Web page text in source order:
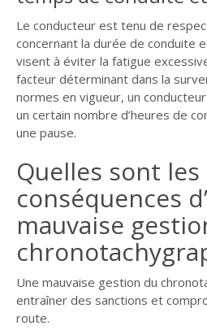
Le conducteur est tenu de
concernant la durée de conduite
visent à éviter la fatigue
facteur déterminant dans la
normes en vigueur, un
un certain nombre d’heures de
une pause.
Quelles sont les
conséquences
mauvaise
Une mauvaise gestion du
entraîner des sanctions et
route.